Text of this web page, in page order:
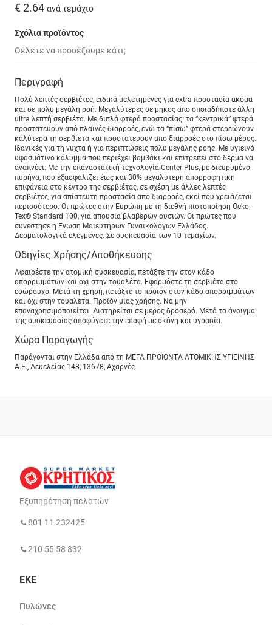
€ 2.64 ανά τεμάχιο
Σχόλια προϊόντος
Περιγραφή
Πολύ λεπτές σερβιέτες, ειδικά μελετημένες για extra προστασία ακόμα
και σε πολύ μεγάλη ροή. Μεγαλύτερες σε μήκος από οποιαδήποτε άλλη
ultra λεπτή σερβιέτα. Με διπλά φτερά προστασίας: τα “κεντρικά” φτερά
προστατεύουν από πλαϊνές διαρροές, ενώ τα “πίσω” φτερά στερεώνουν
καλύτερα τη σερβιέτα και προστατεύουν από διαρροές στο πίσω μέρος.
Ιδανικές για τη νύχτα ή για περιπτώσεις πολύ μεγάλης ροής. Με υγιεινό
υφασμάτινο κάλυμμα που περιέχει βαμβάκι και επιτρέπει στο δέρμα να
αναπνέει. Με την επαναστατική τεχνολογία Center Plus, με διευρυμένο
πυρήνα, που εξασφαλίζει έως και 30% μεγαλύτερη απορροφητική
επιφάνεια στο κέντρο της σερβιέτας, σε σχέση με άλλες λεπτές
σερβιέτες, για απίστευτη προστασία από διαρροές, εκεί που χρειάζεται
περισσότερο. Οι πρώτες στην Ευρώπη με τη διεθνή πιστοποίηση Oeko-
Tex® Standard 100, για απουσία βλαβερών ουσιών. Οι πρώτες που
συνέστησε η Ένωση Μαιευτήρων Γυναικολόγων Ελλάδος.
Δερματολογικά ελεγμένες. Σε συσκευασία των 10 τεμαχίων.
Οδηγίες Χρήσης/Αποθήκευσης
Αφαιρέστε την ατομική συσκευασία, πετάξτε την στον κάδο
απορριμμάτων και όχι στην τουαλέτα. Εφαρμόστε τη σερβιέτα στο
εσώρουχο. Μετά τη χρήση, πετάξτε το προϊόν στον κάδο απορριμμάτων
και όχι στην τουαλέτα. Προϊόν μίας χρήσης. Να μην
επαναχρησιμοποιείται. Διατηρείται σε μέρος δροσερό. Μετά το άνοιγμα
της συσκευασίας αποφύγετε την επαφή με σκόνη και υγρασία.
Χώρα Παραγωγής
Παράγονται στην Ελλάδα από τη ΜΕΓΑ ΠΡΟΪΟΝΤΑ ΑΤΟΜΙΚΗΣ ΥΓΙΕΙΝΗΣ
Α.Ε., Δεκελείας 148, 13678, Αχαρνές.
Εξυπηρέτηση πελατών
801 11 232425
210 55 58 832
ΕΚΕ
Πυλώνες